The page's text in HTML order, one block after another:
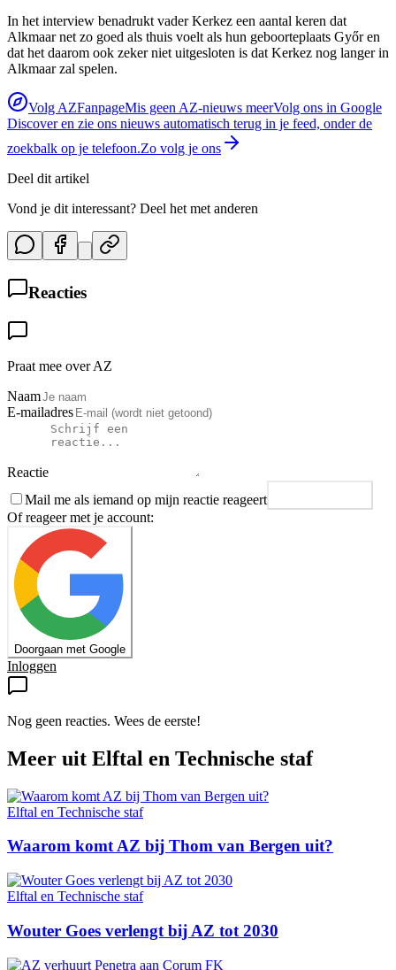
In het interview benadrukt vader Kerkez een aantal keren dat
Alkmaar net zo goed als thuis voelt als hun geboorteplaats Győr en
dat het daarom ook zeker niet uitgesloten is dat Kerkez nog langer in
Alkmaar zal spelen.
Volg AZFanpageMis geen AZ-nieuws meerVolg ons in Google
Discover en zie ons nieuws automatisch terug in je feed, onder de
zoekbalk op je telefoon.Zo volg je ons
Deel dit artikel
Vond je dit interessant? Deel het met anderen
Reacties
Praat mee over AZ
Naam
E-mailadres
Reactie
Mail me als iemand op mijn reactie reageert
Of reageer met je account:
Doorgaan met Google
Inloggen
Nog geen reacties. Wees de eerste!
Meer uit Elftal en Technische staf
Elftal en Technische staf
Waarom komt AZ bij Thom van Bergen uit?
Elftal en Technische staf
Wouter Goes verlengt bij AZ tot 2030